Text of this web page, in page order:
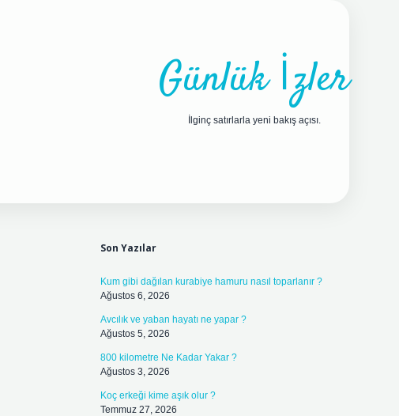
Günlük İzler
İlginç satırlarla yeni bakış açısı.
Son Yazılar
Kum gibi dağılan kurabiye hamuru nasıl toparlanır ?
Ağustos 6, 2026
Avcılık ve yaban hayatı ne yapar ?
Ağustos 5, 2026
800 kilometre Ne Kadar Yakar ?
Ağustos 3, 2026
Koç erkeği kime aşık olur ?
Temmuz 27, 2026